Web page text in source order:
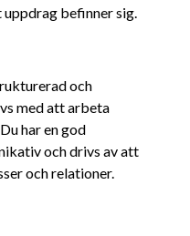
befinner sig.
och
med att arbeta
har en god
och drivs av att
och relationer.